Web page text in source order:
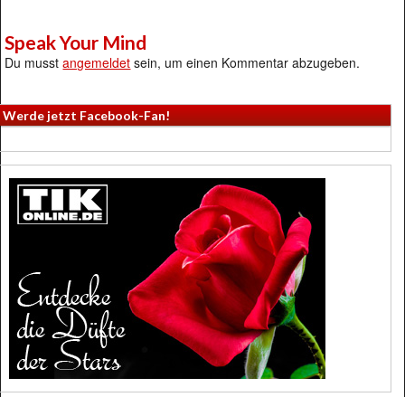
Speak Your Mind
Du musstangemeldet sein, um einen Kommentar abzugeben.
Werde jetzt Facebook-Fan!